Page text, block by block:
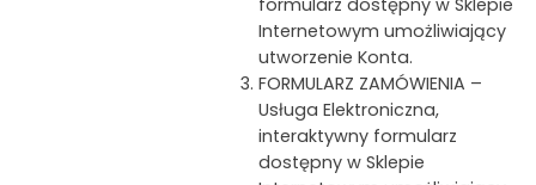
Internetowym umożliwiający
utworzenie Konta.
FORMULARZ ZAMÓWIENIA –
Usługa Elektroniczna,
interaktywny formularz
dostępny w Sklepie